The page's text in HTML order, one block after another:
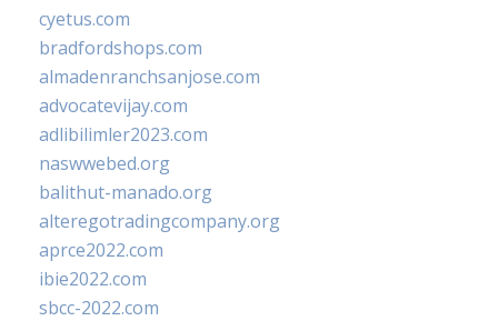
cyetus.com
bradfordshops.com
almadenranchsanjose.com
advocatevijay.com
adlibilimler2023.com
naswwebed.org
balithut-manado.org
alteregotradingcompany.org
aprce2022.com
ibie2022.com
sbcc-2022.com